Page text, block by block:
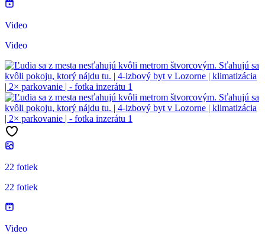
Video
Video
22 fotiek
22 fotiek
Video